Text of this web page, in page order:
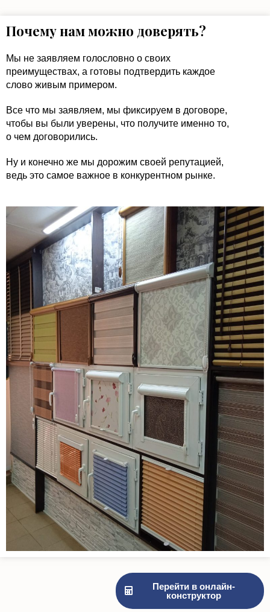
Почему нам можно доверять?
Мы не заявляем голословно о своих
преимуществах, а готовы подтвердить каждое
слово живым примером.
Все что мы заявляем, мы фиксируем в договоре,
чтобы вы были уверены, что получите именно то,
о чем договорились.
Ну и конечно же мы дорожим своей репутацией,
ведь это самое важное в конкурентном рынке.
Перейти в онлайн-
конструктор